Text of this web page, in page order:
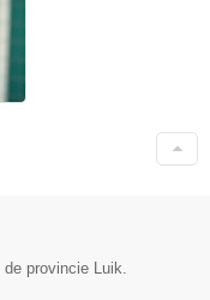
provincie Luik.